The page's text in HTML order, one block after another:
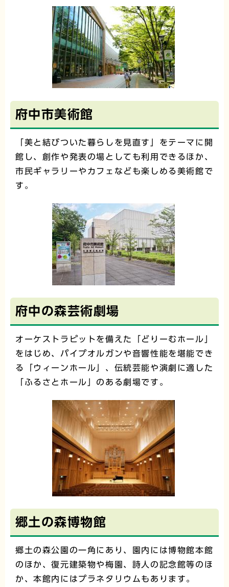
府中市美術館
「美と結びついた暮らしを見直す」をテーマに開
館し、創作や発表の場としても利用できるほか、
市民ギャラリーやカフェなども楽しめる美術館で
す。
府中の森芸術劇場
オーケストラピットを備えた「どりーむホール」
をはじめ、パイプオルガンや音響性能を堪能でき
る「ウィーンホール」、伝統芸能や演劇に適した
「ふるさとホール」のある劇場です。
郷土の森博物館
郷土の森公園の一角にあり、園内には博物館本館
のほか、復元建築物や梅園、詩人の記念館等のほ
か、本館内にはプラネタリウムもあります。